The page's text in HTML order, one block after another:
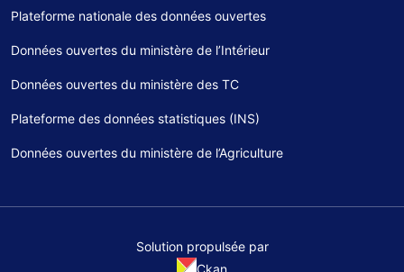
Plateforme nationale des données ouvertes
Données ouvertes du ministère de l’Intérieur
Données ouvertes du ministère des TC
Plateforme des données statistiques (INS)
Données ouvertes du ministère de l’Agriculture
Solution propulsée par
Ckan